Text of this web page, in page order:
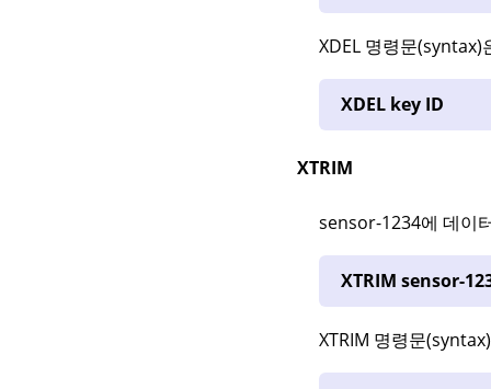
XDEL 명령문(syntax)
XDEL key ID
XTRIM
sensor-1234에 데이
XTRIM sensor-
XTRIM 명령문